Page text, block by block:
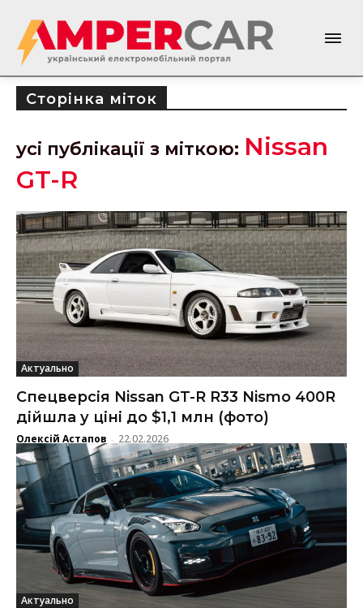
Сторінка міток
усі публікації з міткою: Nissan
GT-R
Актуально
Спецверсія Nissan GT-R R33 Nismo 400R
дійшла у ціні до $1,1 млн (фото)
Олексій Астапов - 22.02.2026
Актуально